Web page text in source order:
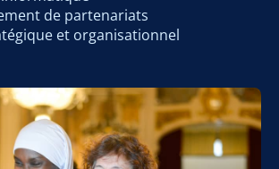
de partenariats
et organisationnel